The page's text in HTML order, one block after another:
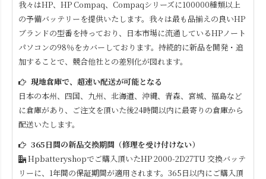
我々はHP、HP Compaq、Compaqシリーズに100000種類以上
の予備バッテリーを提供いたします。我々は最も品揃えの良いHP
ブランドの型番を持っており、日本市場に流通しているHPノート
パソコンの98％をカバーしております。持続的に新品を開発・追
加することで、競合他社との差別化が図れます。
現地倉庫で、超速い配送が可能となる
日本の本州、四国、九州、北海道、沖縄、青森、宮城、福島など
に倉庫があり、ご注文を頂いた後24時間以内に最寄りの倉庫から
配送いたします。
365日間の新品交換期間（修理を受け付けない）
Hpbatteryshopでご購入頂いたHP 2000-2D27TU 交換バッテ
リーに、1年間の保証期間が適用されます。365日以内にご購入頂